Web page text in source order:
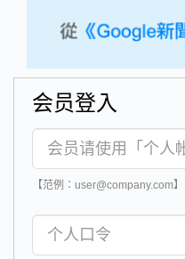
会员登入
【范例：user@company.com】